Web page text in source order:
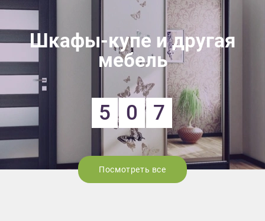
Шкафы-купе и другая
мебель
5 0 7
Посмотреть все